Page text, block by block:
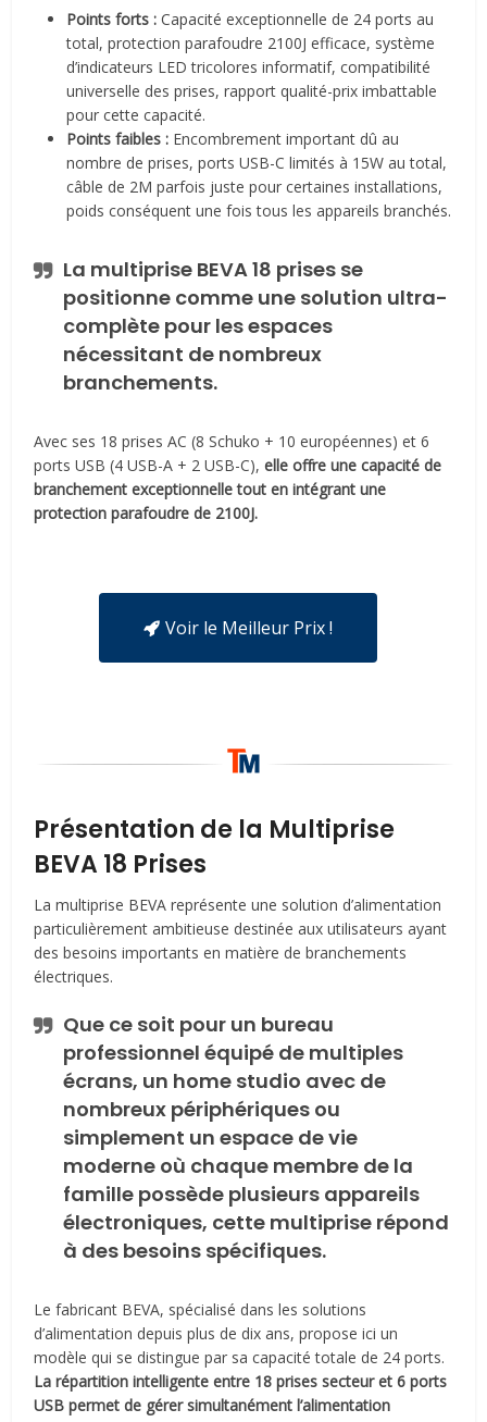
Points forts : Capacité exceptionnelle de 24 ports au
total, protection parafoudre 2100J efficace, système
d’indicateurs LED tricolores informatif, compatibilité
universelle des prises, rapport qualité-prix imbattable
pour cette capacité.
Points faibles : Encombrement important dû au
nombre de prises, ports USB-C limités à 15W au total,
câble de 2M parfois juste pour certaines installations,
poids conséquent une fois tous les appareils branchés.
La multiprise BEVA 18 prises se
positionne comme une solution ultra-
complète pour les espaces
nécessitant de nombreux
branchements.
Avec ses 18 prises AC (8 Schuko + 10 européennes) et 6
ports USB (4 USB-A + 2 USB-C),elle offre une capacité de
branchement exceptionnelle tout en intégrant une
protection parafoudre de 2100J.
Voir le Meilleur Prix !
Présentation de la Multiprise
BEVA 18 Prises
La multiprise BEVA représente une solution d’alimentation
particulièrement ambitieuse destinée aux utilisateurs ayant
des besoins importants en matière de branchements
électriques.
Que ce soit pour un bureau
professionnel équipé de multiples
écrans, un home studio avec de
nombreux périphériques ou
simplement un espace de vie
moderne où chaque membre de la
famille possède plusieurs appareils
électroniques, cette multiprise répond
à des besoins spécifiques.
Le fabricant BEVA, spécialisé dans les solutions
d’alimentation depuis plus de dix ans, propose ici un
modèle qui se distingue par sa capacité totale de 24 ports.
La répartition intelligente entre 18 prises secteur et 6 ports
USB permet de gérer simultanément l’alimentation